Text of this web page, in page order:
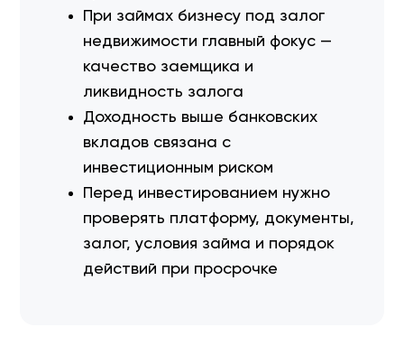
При займах бизнесу под залог
недвижимости главный фокус —
качество заемщика и
ликвидность залога
Доходность выше банковских
вкладов связана с
инвестиционным риском
Перед инвестированием нужно
проверять платформу, документы,
залог, условия займа и порядок
действий при просрочке